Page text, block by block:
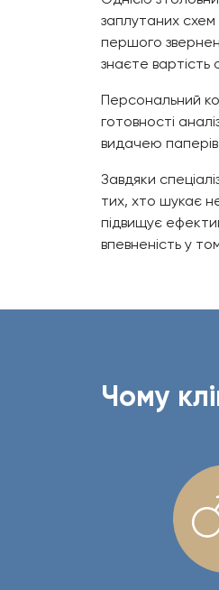
заплутаних схем
першого
знаєте
Персональний
готовності
видачею
Завдяки
тих, хто шукає
підвищує
впевненість у
Чому